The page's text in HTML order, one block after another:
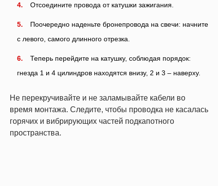
Отсоедините провода от катушки зажигания.
Поочередно наденьте бронепровода на свечи: начните
с левого, самого длинного отрезка.
Теперь перейдите на катушку, соблюдая порядок:
гнезда 1 и 4 цилиндров находятся внизу, 2 и 3 – наверху.
Не перекручивайте и не заламывайте кабели во
время монтажа. Следите, чтобы проводка не касалась
горячих и вибрирующих частей подкапотного
пространства.